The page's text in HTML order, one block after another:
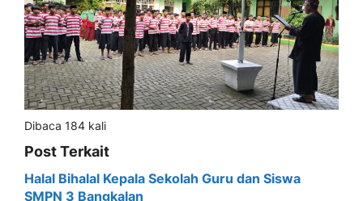
Dibaca 184 kali
Post Terkait
Halal Bihalal Kepala Sekolah Guru dan Siswa
SMPN 3 Bangkalan